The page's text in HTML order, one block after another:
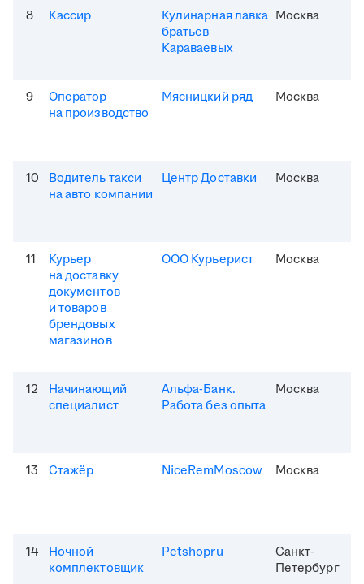
8 Кассир
Кулинарная лавка
братьев
Караваевых
Москва
9
Оператор
на производство
Мясницкий ряд Москва
10
Водитель такси
на авто компании
Центр Доставки Москва
11
Курьер
на доставку
документов
и товаров
брендовых
магазинов
ООО Курьерист Москва
12
Начинающий
специалист
Альфа-Банк.
Работа без опыта
Москва
13 Стажёр NiceRemMoscow Москва
14
Ночной
комплектовщик
Petshopru
Санкт-
Петербург